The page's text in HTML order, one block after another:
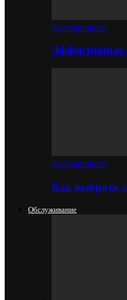
Автозапчасти
Эффективные
Автозапчасти
Как выбрать
Обслуживание